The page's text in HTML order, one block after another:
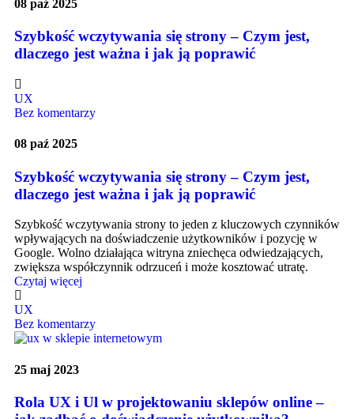
08 paź 2025
Szybkość wczytywania się strony – Czym jest,
dlaczego jest ważna i jak ją poprawić
UX
Bez komentarzy
08 paź 2025
Szybkość wczytywania się strony – Czym jest,
dlaczego jest ważna i jak ją poprawić
Szybkość wczytywania strony to jeden z kluczowych czynników
wpływających na doświadczenie użytkowników i pozycję w
Google. Wolno działająca witryna zniechęca odwiedzających,
zwiększa współczynnik odrzuceń i może kosztować utratę.
Czytaj więcej
UX
Bez komentarzy
25 maj 2023
Rola UX i Ul w projektowaniu sklepów online –